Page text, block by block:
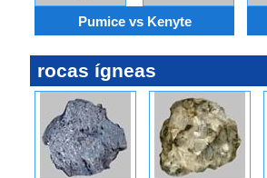
Pumice vs Kenyte
rocas ígneas